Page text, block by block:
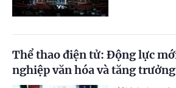
Thể thao điện tử: Động lực
nghiệp văn hóa và tăng